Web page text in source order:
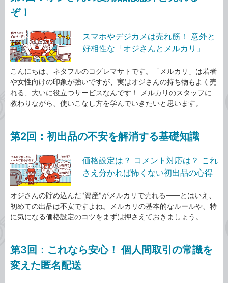
ぞ！
スマホやデジカメは売れ筋！ 意外と
好相性な「オジさんとメルカリ」
こんにちは、ネタフルのコグレマサトです。「メルカリ」は若者
や女性向けの印象が強いですが、実はオジさんの持ち物もよく売
れる、大いに役立つサービスなんです！ メルカリのスタッフに
教わりながら、使いこなし方を学んでいきたいと思います。
第2回：初出品の不安を解消する基礎知識
価格設定は？ コメント対応は？ これ
さえ分かれば怖くない初出品の心得
オジさんの貯め込んだ"資産"がメルカリで売れる――とはいえ、
初めての出品は不安ですよね。メルカリの基本的なルールや、特
に気になる価格設定のコツをまずは押さえておきましょう。
第3回：これなら安心！ 個人間取引の常識を
変えた匿名配送